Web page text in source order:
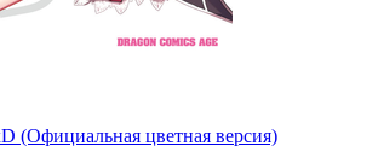
(Официальная цветная версия)